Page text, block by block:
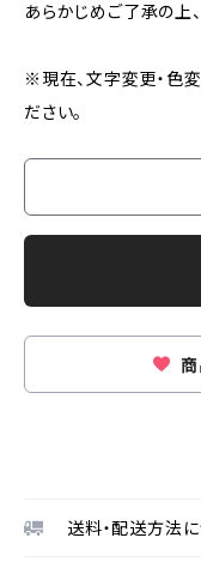
あらかじめご了承の上
※現在、文字変更・色
ださい。
商
送料・配送方法